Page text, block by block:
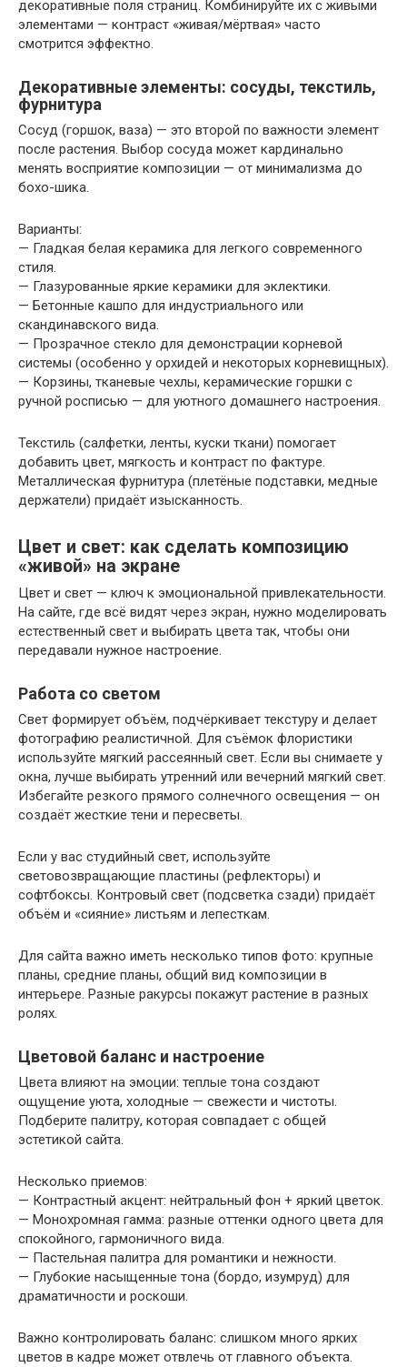
декоративные поля страниц. Комбинируйте их с живыми
элементами — контраст «живая/мёртвая» часто
смотрится эффектно.
Декоративные элементы: сосуды, текстиль,
фурнитура
Сосуд (горшок, ваза) — это второй по важности элемент
после растения. Выбор сосуда может кардинально
менять восприятие композиции — от минимализма до
бохо-шика.
Варианты:
— Гладкая белая керамика для легкого современного
стиля.
— Глазурованные яркие керамики для эклектики.
— Бетонные кашпо для индустриального или
скандинавского вида.
— Прозрачное стекло для демонстрации корневой
системы (особенно у орхидей и некоторых корневищных).
— Корзины, тканевые чехлы, керамические горшки с
ручной росписью — для уютного домашнего настроения.
Текстиль (салфетки, ленты, куски ткани) помогает
добавить цвет, мягкость и контраст по фактуре.
Металлическая фурнитура (плетёные подставки, медные
держатели) придаёт изысканность.
Цвет и свет: как сделать композицию
«живой» на экране
Цвет и свет — ключ к эмоциональной привлекательности.
На сайте, где всё видят через экран, нужно моделировать
естественный свет и выбирать цвета так, чтобы они
передавали нужное настроение.
Работа со светом
Свет формирует объём, подчёркивает текстуру и делает
фотографию реалистичной. Для съёмок флористики
используйте мягкий рассеянный свет. Если вы снимаете у
окна, лучше выбирать утренний или вечерний мягкий свет.
Избегайте резкого прямого солнечного освещения — он
создаёт жесткие тени и пересветы.
Если у вас студийный свет, используйте
световозвращающие пластины (рефлекторы) и
софтбоксы. Контровый свет (подсветка сзади) придаёт
объём и «сияние» листьям и лепесткам.
Для сайта важно иметь несколько типов фото: крупные
планы, средние планы, общий вид композиции в
интерьере. Разные ракурсы покажут растение в разных
ролях.
Цветовой баланс и настроение
Цвета влияют на эмоции: теплые тона создают
ощущение уюта, холодные — свежести и чистоты.
Подберите палитру, которая совпадает с общей
эстетикой сайта.
Несколько приемов:
— Контрастный акцент: нейтральный фон + яркий цветок.
— Монохромная гамма: разные оттенки одного цвета для
спокойного, гармоничного вида.
— Пастельная палитра для романтики и нежности.
— Глубокие насыщенные тона (бордо, изумруд) для
драматичности и роскоши.
Важно контролировать баланс: слишком много ярких
цветов в кадре может отвлечь от главного объекта.